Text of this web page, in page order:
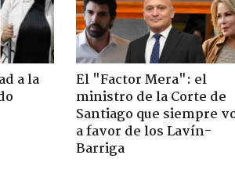
a la
El "Factor Mera": el
ministro de la Corte de
Santiago que siempre
a favor de los Lavín-
Barriga